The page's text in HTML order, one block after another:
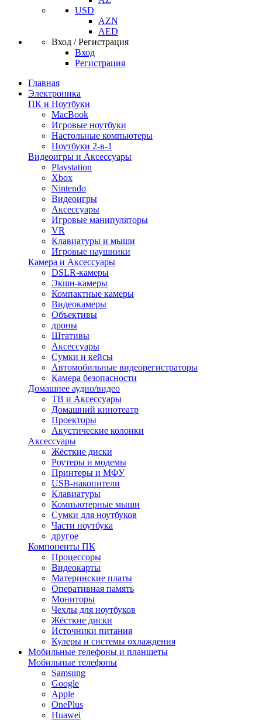
USD
AZN
AED
Вход / Регистрация
Вход
Регистрация
Главная
Электроника
ПК и Ноутбуки
MacBook
Игровые ноутбуки
Настольные компьютеры
Ноутбуки 2-в-1
Видеоигры и Аксессуары
Playstation
Xbox
Nintendo
Видеоигры
Аксессуары
Игровые манипуляторы
VR
Клавиатуры и мыши
Игровые наушники
Камера и Аксессуары
DSLR-камеры
Экшн-камеры
Компактные камеры
Видеокамеры
Объективы
дроны
Штативы
Аксессуары
Сумки и кейсы
Автомобильные видеорегистраторы
Камера безопасности
Домашнее аудио/видео
ТВ и Аксессуары
Домашний кинотеатр
Проекторы
Акустические колонки
Аксессуары
Жёсткие диски
Роутеры и модемы
Принтеры и МФУ
USB-накопители
Клавиатуры
Компьютерные мыши
Сумки для ноутбуков
Части ноутбука
другое
Компоненты ПК
Процессоры
Видеокарты
Материнские платы
Оперативная память
Мониторы
Чехлы для ноутбуков
Жёсткие диски
Источники питания
Кулеры и системы охлаждения
Мобильные телефоны и планшеты
Мобильные телефоны
Samsung
Google
Apple
OnePlus
Huawei